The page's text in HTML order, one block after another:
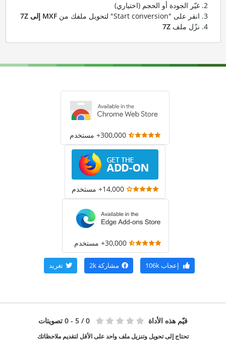
غيّر الجودة أو الحجم (اختياري)
انقر على "Start conversion" لتحويل ملفك من
MXF إلى 7Z
نزّل ملف 7Z
300,000+ مستخدم
14,000+ مستخدم
30,000+ مستخدم
إعجاب106k مشاركة 2k تغريد
قيّم هذه الأداة 0 / 5 - 0 تصويتات
تحتاج إلى تحويل وتنزيل ملف واحد على الأقل لتقديم ملاحظاتك